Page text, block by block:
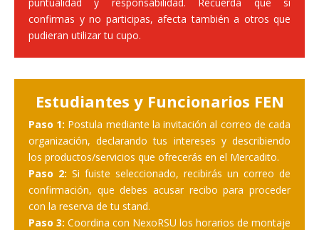
confirmas y no participas, afecta también a otros que
pudieran utilizar tu cupo.
Estudiantes y Funcionarios FEN
Paso 1: Postula mediante la invitación al correo de cada
organización, declarando tus intereses y describiendo
los productos/servicios que ofrecerás en el Mercadito.
Paso 2: Si fuiste seleccionado, recibirás un correo de
confirmación, que debes acusar recibo para proceder
con la reserva de tu stand.
Paso 3: Coordina con NexoRSU los horarios de montaje